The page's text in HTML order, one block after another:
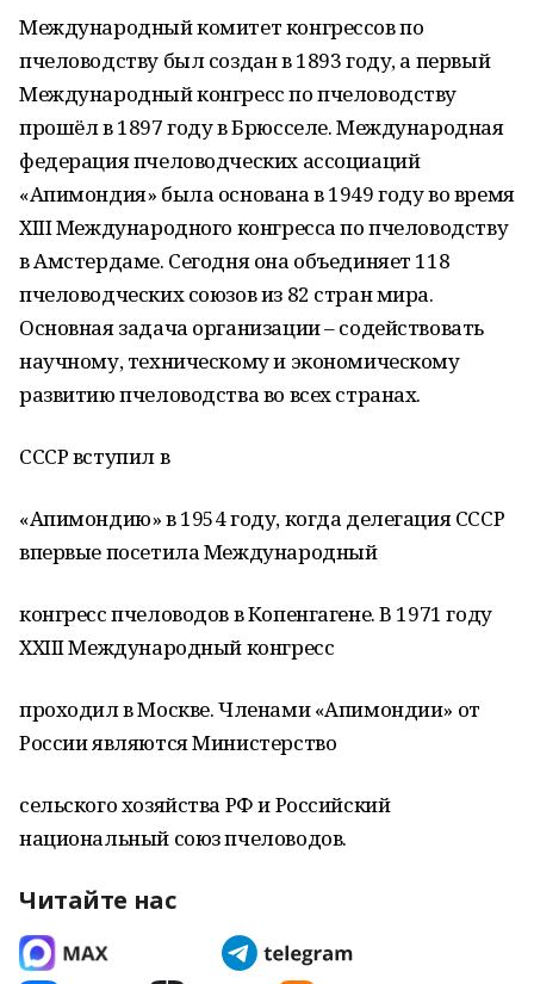
Международный комитет конгрессов по
пчеловодству был создан в 1893 году, а первый
Международный конгресс по пчеловодству
прошёл в 1897 году в Брюсселе. Международная
федерация пчеловодческих ассоциаций
«Апимондия» была основана в 1949 году во время
XIII Международного конгресса по пчеловодству
в Амстердаме. Сегодня она объединяет 118
пчеловодческих союзов из 82 стран мира.
Основная задача организации – содействовать
научному, техническому и экономическому
развитию пчеловодства во всех странах.
СССР вступил в
«Апимондию» в 1954 году, когда делегация СССР
впервые посетила Международный
конгресс пчеловодов в Копенгагене. В 1971 году
XXIII Международный конгресс
проходил в Москве. Членами «Апимондии» от
России являются Министерство
сельского хозяйства РФ и Российский
национальный союз пчеловодов.
Читайте нас